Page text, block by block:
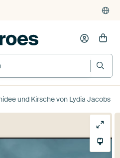
und Kirsche von Lydia Jacobs